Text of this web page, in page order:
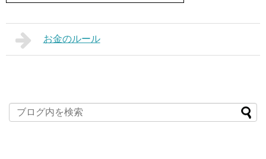
お金のルール